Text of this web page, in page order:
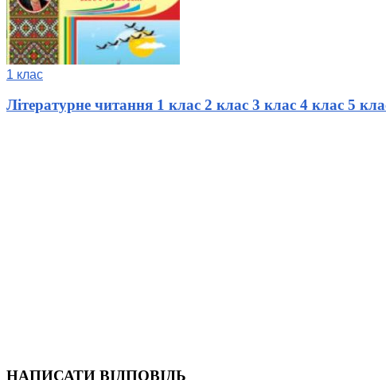
1 клас
Літературне читання 1 клас 2 клас 3 клас 4 клас 5
НАПИСАТИ ВІДПОВІДЬ